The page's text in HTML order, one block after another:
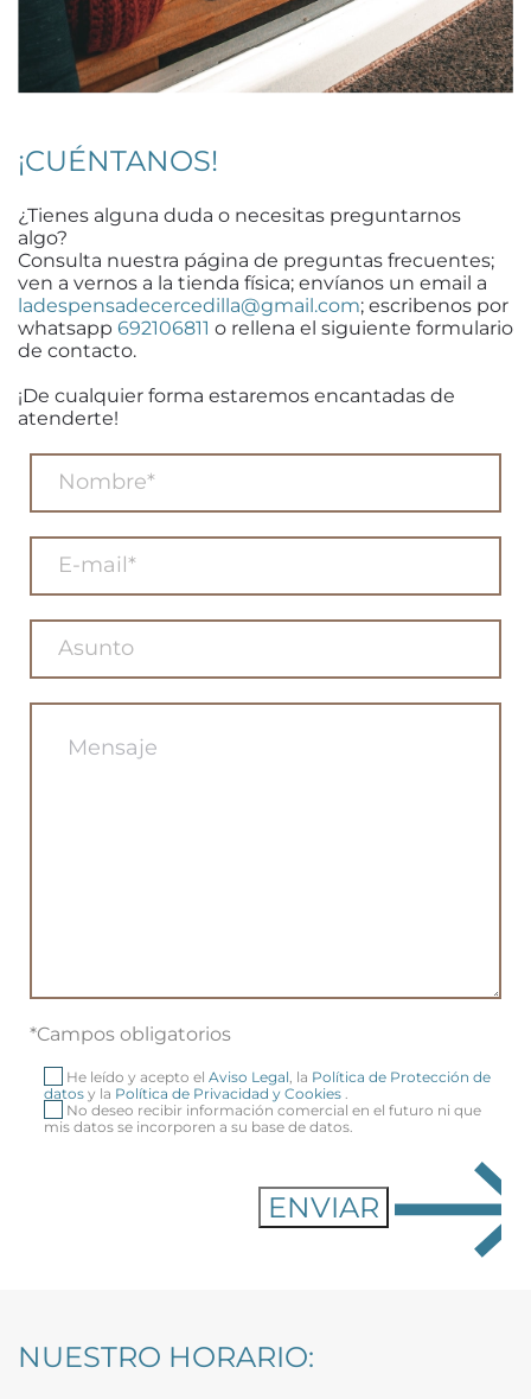
¡CUÉNTANOS!
¿Tienes alguna duda o necesitas preguntarnos
algo?
Consulta nuestra página de preguntas frecuentes;
ven a vernos a la tienda física; envíanos un email a
ladespensadecercedilla@gmail.com; escribenos por
whatsapp 692106811 o rellena el siguiente formulario
de contacto.
¡De cualquier forma estaremos encantadas de
atenderte!
*Campos obligatorios
He leído y acepto el Aviso Legal, la Política de Protección de
datos y la Política de Privacidad y Cookies .
No deseo recibir información comercial en el futuro ni que
mis datos se incorporen a su base de datos.
NUESTRO HORARIO: